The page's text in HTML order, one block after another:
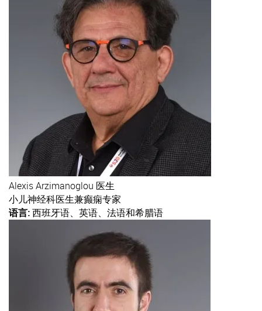
AlexisArzimanoglou 医生
小儿神经科医生兼癫痫专家
语言:西班牙语、英语、法语和希腊语